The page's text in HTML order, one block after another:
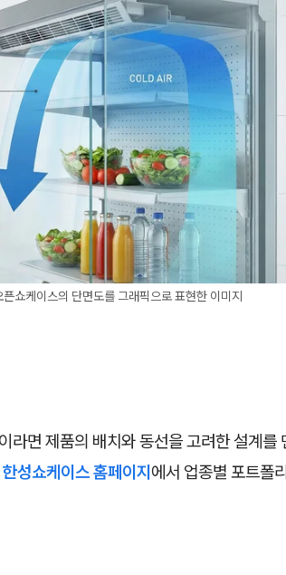
픈쇼케이스의 단면도를 그래픽으로 표현한 이미지
라면 제품의 배치와 동선을 고려한 설계를
한성쇼케이스 홈페이지에서 업종별 포트폴